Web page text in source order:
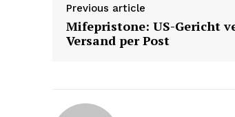
Previous article
Mifepristone: US-Gericht
Versand per Post